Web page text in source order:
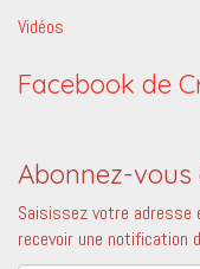
Vidéos
Facebook de
Abonnez-
Saisissez votre adresse
recevoir une notification